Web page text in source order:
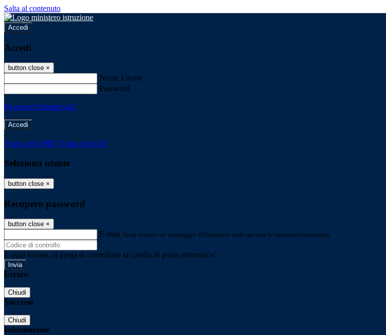
Salta al contenuto
Accedi
Accedi
button close ×
Nome Utente
Password
Password dimenticata?
-
Entra con SPID Entra con CIE
Seleziona utente
button close ×
Recupero password
button close ×
E-mail Verrà inviato un messaggio all'indirizzo indicato con le istruzioni necessarie.
E-mail inviata, si prega di controllare la casella di posta elettronica!
Errore
Chiudi
Successo
Chiudi
Informazione